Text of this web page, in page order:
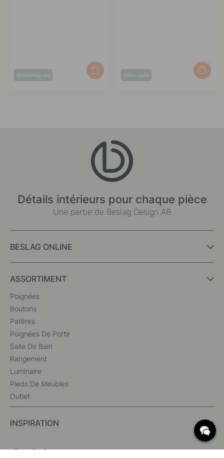
Post
@villatillgren
Post
@fannyob
Détails intérieurs pour chaque pièce
Une partie de Beslag Design AB
BESLAG ONLINE
ASSORTIMENT
Poignées
Boutons
Patères
Poignées De Porte
Salle De Bain
Rangement
Luminaire
Pieds De Meubles
Outlet
INSPIRATION